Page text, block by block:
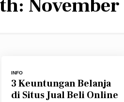
INFO
3 Keuntungan Belanja
di Situs Jual Beli Online